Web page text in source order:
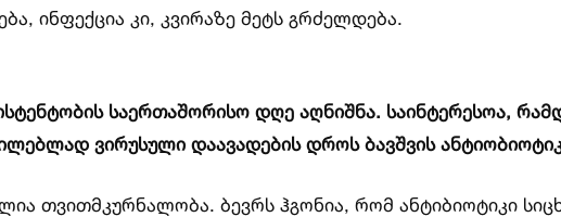
ინფექცია კი, კვირაზე მეტს გრძელდება.
საერთაშორისო დღე აღნიშნა. საინტერესოა,
ვირუსული დაავადების დროს ბავშვის
თვითმკურნალობა. ბევრს ჰგონია, რომ ანტიბიოტიკი